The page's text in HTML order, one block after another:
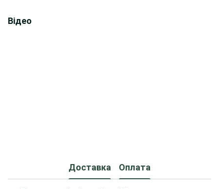
Відео
Доставка Оплата